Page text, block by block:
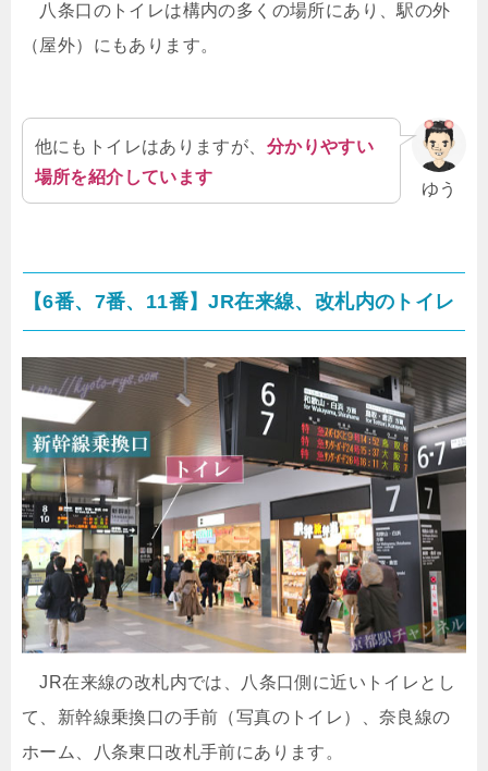
八条口のトイレは構内の多くの場所にあり、駅の外
（屋外）にもあります。
ゆう
他にもトイレはありますが、 分かりやすい
場所を紹介しています
【6番、7番、11番】JR在来線、改札内のトイレ
JR在来線の改札内では、八条口側に近いトイレとし
て、新幹線乗換口の手前（写真のトイレ）、奈良線の
ホーム、八条東口改札手前にあります。